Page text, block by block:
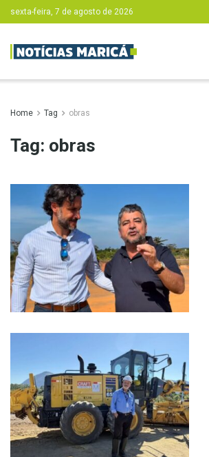
sexta-feira, 7 de agosto de 2026
Home Tag obras
Tag: obras